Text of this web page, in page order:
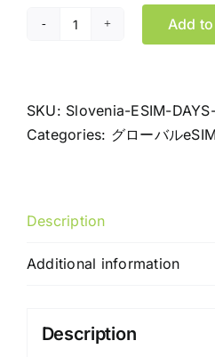
ス
ニ
ア
タ
用
ン
Add
SKU: Slovenia-ESIM-
Categories: グローバルeSIM
Description
Additional information
Description